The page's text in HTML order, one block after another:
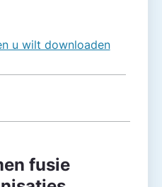
u wilt downloaden
fusie